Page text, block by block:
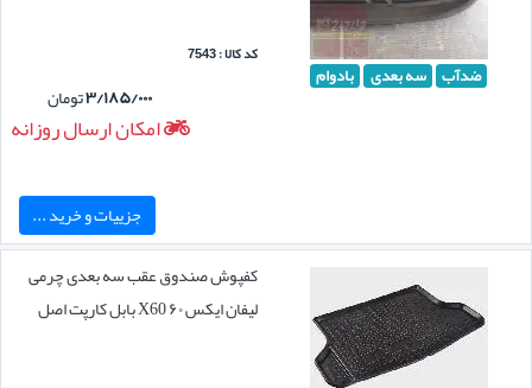
ضدآب سه بعدی بادوام
کد کالا : 7543
۳/۱۸۵/۰۰۰تومان
امکان ارسال روزانه
جزییات و خرید ...
کفپوش صندوق عقب سه بعدی چرمی
لیفان ایکس ۶۰ X60 بابل کارپت اصل